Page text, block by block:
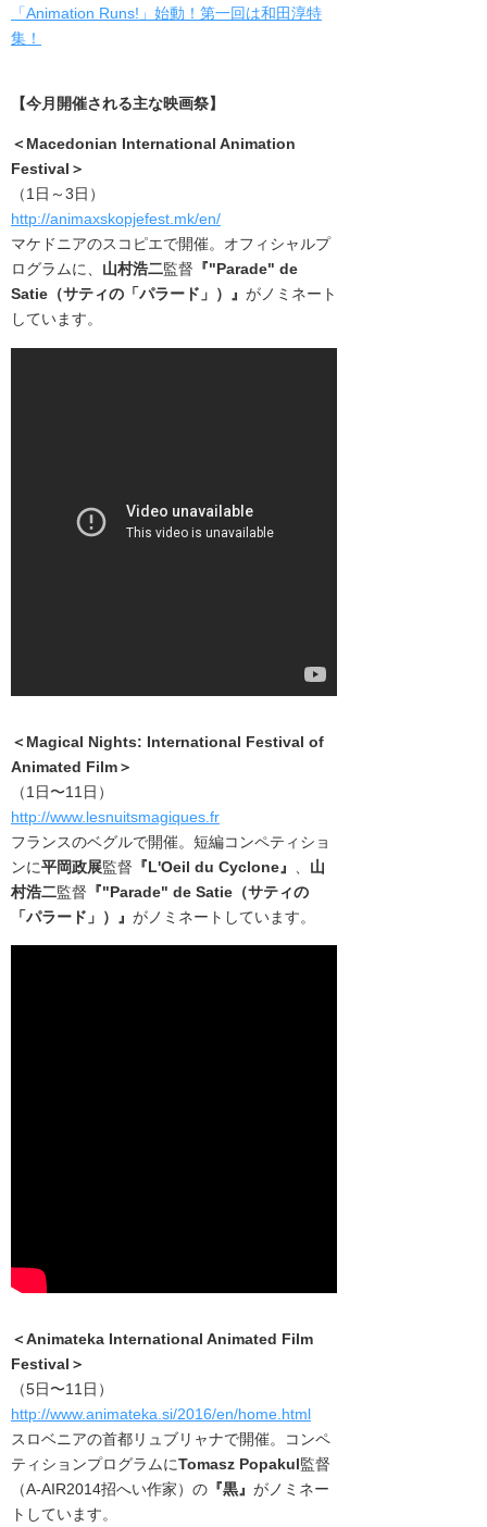
「Animation Runs!」始動！第一回は和田淳特
集！
【今月開催される主な映画祭】
＜ Macedonian International Animation
Festival ＞
（1日～3日）
http://animaxskopjefest.mk/en/
マケドニアのスコピエで開催。オフィシャルプ
ログラムに、 山村浩二監督 『"Parade" de
Satie（サティの「パラード」）』 がノミネート
しています。
＜Magical Nights: International Festival of
Animated Film＞
（1日〜11日）
http://www.lesnuitsmagiques.fr
フランスのベグルで開催。短編コンペティショ
ンに平岡政展監督 『L'Oeil du Cyclone』
山
村浩二監督 『"Parade" de Satie（サティの
「パラード」）』 がノミネートしています。
＜Animateka International Animated Film
Festival＞
（5日〜11日）
http://www.animateka.si/2016/en/home.html
スロベニアの首都リュブリャナで開催。コンペ
ティションプログラムにTomasz Popakul監督
（A-AIR2014招へい作家）の 『黒』 がノミネー
トしています。